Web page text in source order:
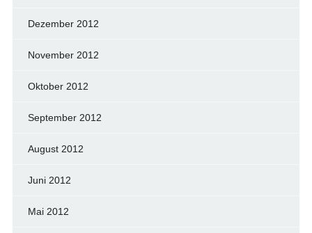
Dezember 2012
November 2012
Oktober 2012
September 2012
August 2012
Juni 2012
Mai 2012